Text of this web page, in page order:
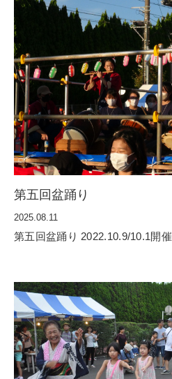
第五回盆踊り
2025.08.11
第五回盆踊り 2022.10.9/10.1開催